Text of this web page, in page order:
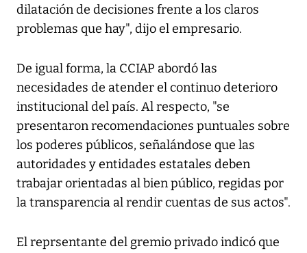
dilatación de decisiones frente a los claros
problemas que hay", dijo el empresario.
De igual forma, la CCIAP abordó las
necesidades de atender el continuo deterioro
institucional del país. Al respecto, "se
presentaron recomendaciones puntuales sobre
los poderes públicos, señalándose que las
autoridades y entidades estatales deben
trabajar orientadas al bien público, regidas por
la transparencia al rendir cuentas de sus actos".
El reprsentante del gremio privado indicó que